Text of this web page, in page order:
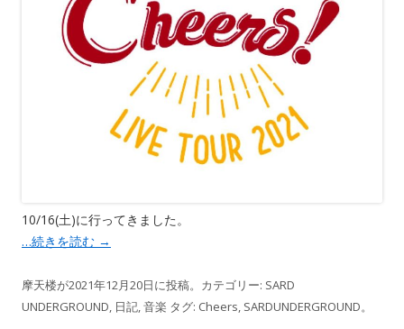
10/16(土)に行ってきました。
…続きを読む →
摩天楼が2021年12月20日に投稿。カテゴリー: SARD
UNDERGROUND, 日記,音楽 タグ: Cheers, SARDUNDERGROUND。